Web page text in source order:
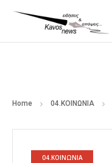
Home 04.ΚΟΙΝΩΝΙΑ
04.ΚΟΙΝΩΝΙΑ